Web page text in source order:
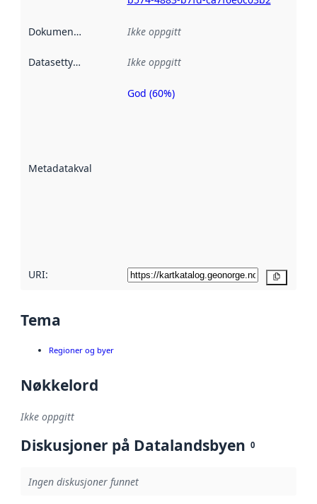
Dokumentasjon Ikke oppgitt
Datasettype Ikke oppgitt
Metadatakvalitet
Metadatakvalitet
God (60%)
URI:
Tema
Regioner og byer
Nøkkelord
Ikke oppgitt
Diskusjoner på Datalandsbyen 0
Ingen diskusjoner funnet